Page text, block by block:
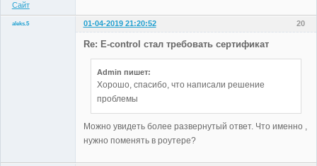
Сайт
20
aleks.5
01-04-2019 21:20:52
Re: E-control стал требовать сертификат
Admin пишет:
Хорошо, спасибо, что написали решение
проблемы
Можно увидеть более развернутый ответ. Что именно ,
нужно поменять в роутере?